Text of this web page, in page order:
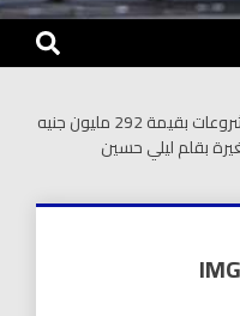
جهاز تنمية المشروعات تمويل المشروعات بقيمة 292 مليون جنيه
بقلم ليلي حسين